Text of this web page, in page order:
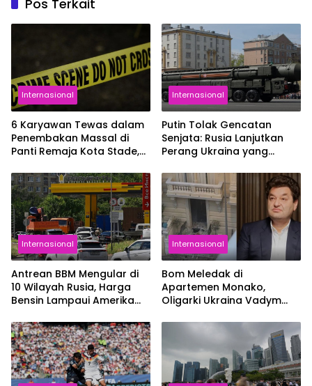
Pos Terkait
Internasional
6 Karyawan Tewas dalam
Penembakan Massal di
Panti Remaja Kota Stade,
Internasional
Putin Tolak Gencatan
Senjata: Rusia Lanjutkan
Perang Ukraina yang
Tahun
Internasional
Antrean BBM Mengular di
10 Wilayah Rusia, Harga
Bensin Lampaui Amerika
Internasional
Bom Meledak di
Apartemen Monako,
Oligarki Ukraina Vadym